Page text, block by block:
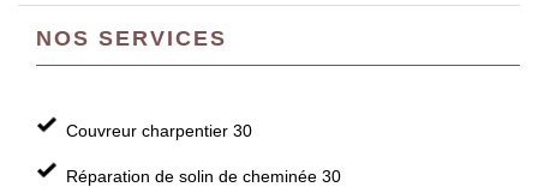
NOS SERVICES
Couvreur charpentier 30
Réparation de solin de cheminée 30